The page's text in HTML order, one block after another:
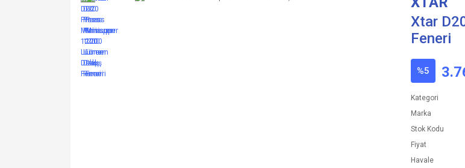
Xtar
Feneri
%5
Kategori
Marka
Stok Kodu
Fiyat
Havale